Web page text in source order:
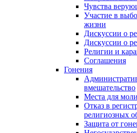
Чувства
Участие в
жизни
Дискуссии о
Дискуссии о
Религии и
Соглашения
Гонения
вмешательство
Места для
Отказ в
религиозных
Защита от